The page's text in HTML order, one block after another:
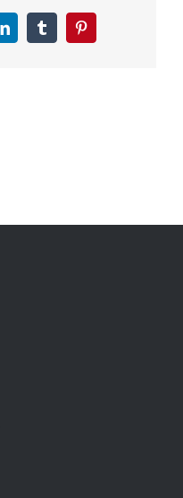
LinkedInTumblrPinterest